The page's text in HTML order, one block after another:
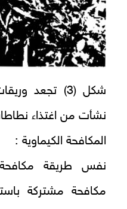
شكل (3) تجعد
نشأت من اغتذاء
المكافحة الكيماوية :
نفس طريقة مكافحة